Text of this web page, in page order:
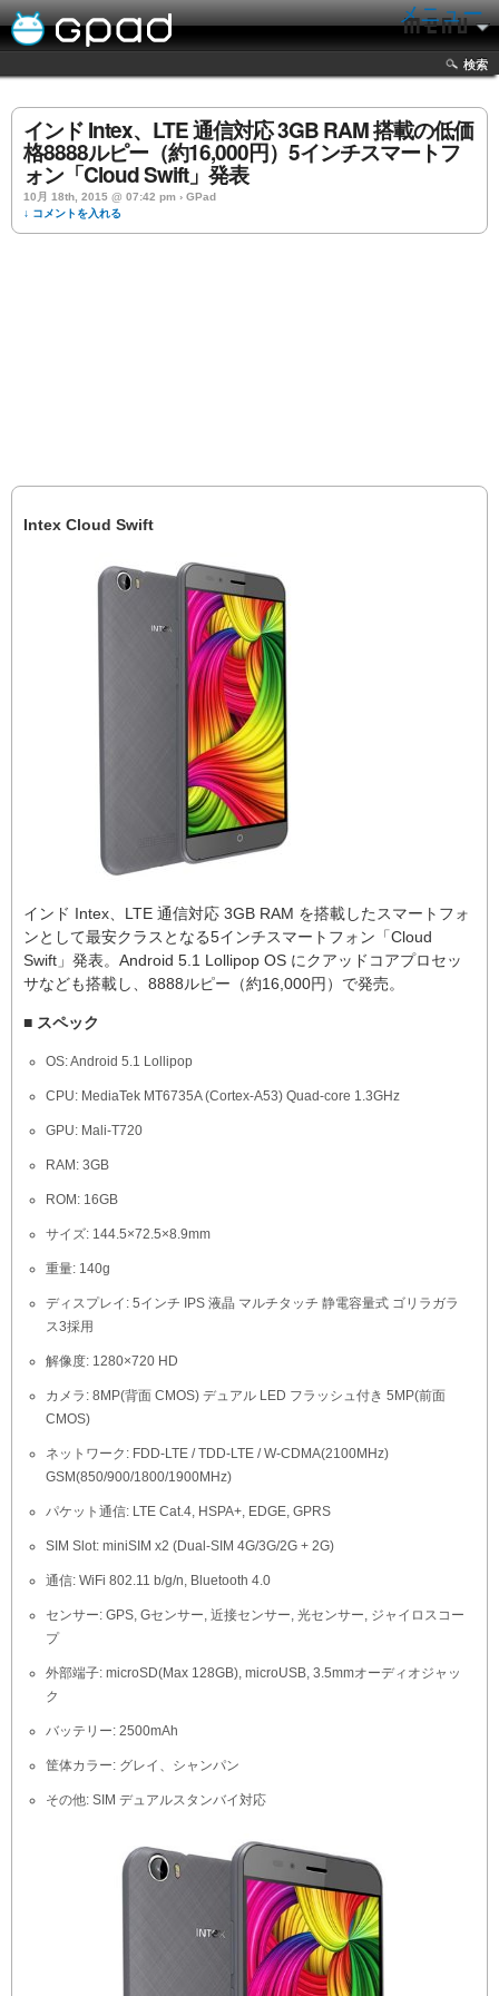
メニュー
検索
インド Intex、LTE 通信対応 3GB RAM 搭載の低価
格8888ルピー（約16,000円）5インチスマートフ
ォン「Cloud Swift」発表
10月 18th, 2015 @ 07:42 pm › GPad
↓ コメントを入れる
Intex Cloud Swift
インド Intex、LTE 通信対応 3GB RAM を搭載したスマートフォ
ンとして最安クラスとなる5インチスマートフォン「Cloud
Swift」発表。Android 5.1 Lollipop OS にクアッドコアプロセッ
サなども搭載し、8888ルピー（約16,000円）で発売。
■ スペック
OS: Android 5.1 Lollipop
CPU: MediaTek MT6735A (Cortex-A53) Quad-core 1.3GHz
GPU: Mali-T720
RAM: 3GB
ROM: 16GB
サイズ: 144.5×72.5×8.9mm
重量: 140g
ディスプレイ: 5インチ IPS 液晶 マルチタッチ 静電容量式 ゴリラガラ
ス3採用
解像度: 1280×720 HD
カメラ: 8MP(背面 CMOS) デュアル LED フラッシュ付き 5MP(前面
CMOS)
ネットワーク: FDD-LTE / TDD-LTE / W-CDMA(2100MHz)
GSM(850/900/1800/1900MHz)
パケット通信: LTE Cat.4, HSPA+, EDGE, GPRS
SIM Slot: miniSIM x2 (Dual-SIM 4G/3G/2G + 2G)
通信: WiFi 802.11 b/g/n, Bluetooth 4.0
センサー: GPS, Gセンサー, 近接センサー, 光センサー, ジャイロスコー
プ
外部端子: microSD(Max 128GB), microUSB, 3.5mmオーディオジャッ
ク
バッテリー: 2500mAh
筐体カラー: グレイ、シャンパン
その他: SIM デュアルスタンバイ対応